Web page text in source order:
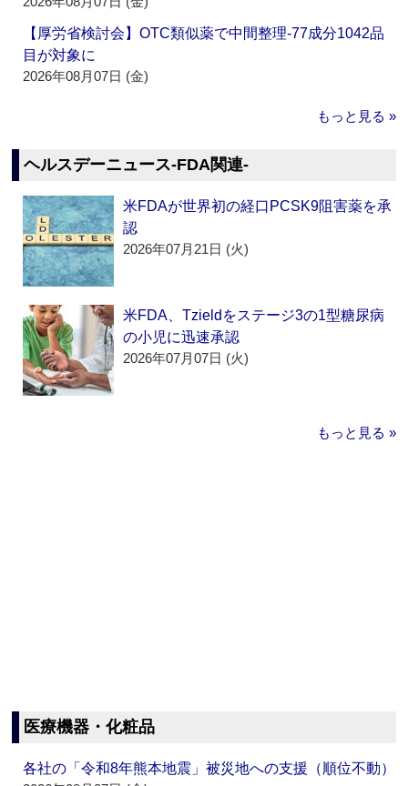
【厚労省検討会】OTC類似薬で中間整理‐77成分1042品
目が対象に
2026年08月07日 (金)
もっと見る »
ヘルスデーニュース‐FDA関連‐
米FDAが世界初の経口PCSK9阻害薬を承
認
2026年07月21日 (火)
米FDA、Tzieldをステージ3の1型糖尿病
の小児に迅速承認
2026年07月07日 (火)
もっと見る »
医療機器・化粧品
各社の「令和8年熊本地震」被災地への支援（順位不動）